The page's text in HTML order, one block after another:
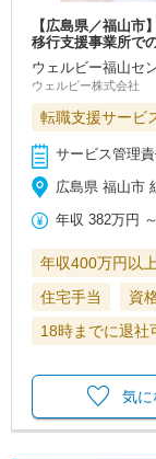
【広島県／福山
移行支援事業所で
ウェルビー福山セ
ウェルビー株式会社
転職支援サービ
サービス管理
広島県 福山市
年収 382万円
年収400万円以
住宅手当
資
18時までに退社
気に